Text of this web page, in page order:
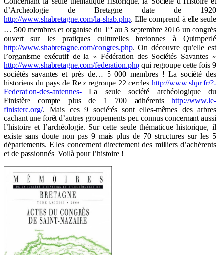
d’Archéologie de Bretagne date de 1920
http://www.shabretagne.com/la-shab.php. Elle comprend à elle seule
… 500 membres et organise du 1 erau 3 septembre 2016 un congrès
ouvert sur les pratiques culturelles bretonnes à Quimperlé
http://www.shabretagne.com/congres.php. On découvre qu’elle est
l’organisme exécutif de la « Fédération des Sociétés Savantes »
http://www.shabretagne.com/federation.php qui regroupe cette fois 9
sociétés savantes et près de… 5 000 membres ! La société des
historiens du pays de Retz regroupe 22 cercles http://www.shpr.fr/?-
Federation-des-antennes- La seule société archéologique du
Finistère compte plus de 1 700 adhérents http://www.le-
finistere.org/. Mais ces 9 sociétés sont elles-mêmes des arbres
cachant une forêt d’autres groupements peu connus concernant aussi
l’histoire et l’archéologie. Sur cette seule thématique historique, il
existe sans doute non pas 9 mais plus de 70 structures sur les 5
départements. Elles concernent directement des milliers d’adhérents
et de passionnés. Voilà pour l’histoire !